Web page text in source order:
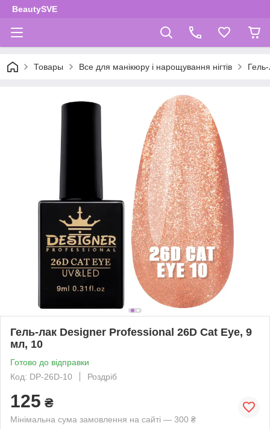
BeautySVE
Товары Все для манікюру і нарощування нігтів
Гель-лак Designer Professional 26D Cat Eye, 9
мл, 10
Готово до відправки
Код: DP-26D-10
Роздріб
125 ₴
Мінімальна сума замовлення на сайті — 300 ₴